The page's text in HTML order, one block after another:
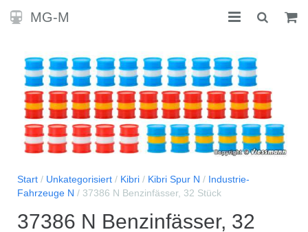
MG-M
KONTAKT
SHOP
Start / Unkategorisiert / Kibri / Kibri Spur N / Industrie-
Fahrzeuge N / 37386 N Benzinfässer, 32 Stück
37386 N Benzinfässer, 32